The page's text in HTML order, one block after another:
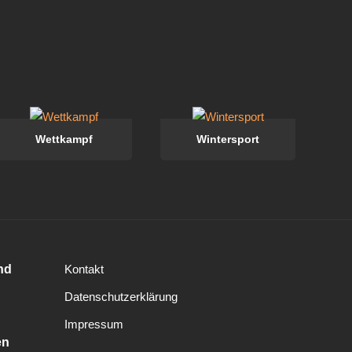
Wettkampf Wintersport
Kontakt
Datenschutzerklärung
Impressum